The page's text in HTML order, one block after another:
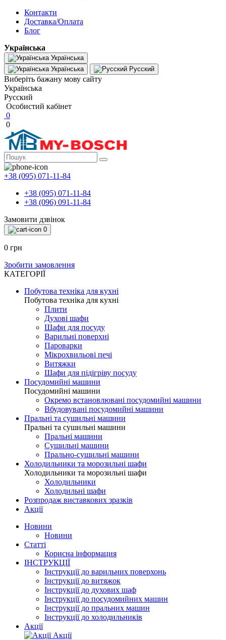
Контакти
Доставка/Оплата
Блог
Українська
Українська
Українська
Русский
Виберіть бажану мову сайту
Українська
Русский
Особистий кабінет
0
0
+38 (095) 071-11-84
+38 (095) 071-11-84
+38 (096) 091-11-84
Замовити дзвінок
0
0 грн
Зробити замовлення
КАТЕГОРІЇ
Побутова техніка для кухні
Побутова техніка для кухні
Плити
Духові шафи
Шафи для посуду
Варильні поверхні
Пароварки
Мікрохвильові печі
Витяжки
Шафи для підігріву посуду
Посудомийні машини
Посудомийні машини
Окремо встановлювані посудомийні машини
Вбудовувані посудомийні машини
Пральні та сушильні машини
Пральні та сушильні машини
Пральні машини
Сушильні машини
Прально-сушильні машини
Холодильники та морозильні шафи
Холодильники та морозильні шафи
Холодильники
Холодильні шафи
Розпродаж виставкових зразків
Акції
Новини
Новини
Статті
Корисна інформация
ІНСТРУКЦІЇ
Інструкції до варильних поверхонь
Інструкції до витяжок
Інструкції до духових шаф
Інструкції до посудомийних машин
Інструкції до пральних машин
Інструкції до холодильників
Акції
Акції